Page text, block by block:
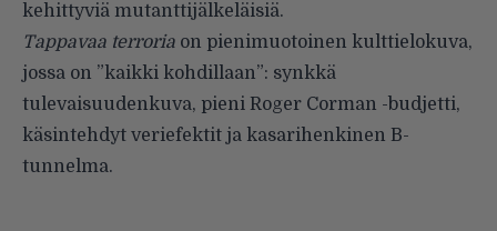
kehittyviä mutanttijälkeläisiä.
Tappavaa terroria on pienimuotoinen kulttielokuva,
jossa on ”kaikki kohdillaan”: synkkä
tulevaisuudenkuva, pieni Roger Corman -budjetti,
käsintehdyt veriefektit ja kasarihenkinen B-
tunnelma.